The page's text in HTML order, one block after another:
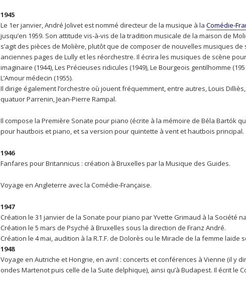
1945
Le 1er janvier, André Jolivet est nommé directeur de la musique à la Comédie-
jusqu’en 1959. Son attitude vis-à-vis de la tradition musicale de la maison de
s’agit des pièces de Molière, plutôt que de composer de nouvelles musiques
anciennes pages de Lully et les réorchestre. Il écrira les musiques de scène
imaginaire (1944), Les Précieuses ridicules (1949), Le Bourgeois gentilhomme
L’Amour médecin (1955).
Il dirige également l’orchestre où jouent fréquemment, entre autres, Louis
quatuor Parrenin, Jean-Pierre Rampal.
Il compose la Première Sonate pour piano (écrite à la mémoire de Béla Bartók
pour hautbois et piano, et sa version pour quintette à vent et hautbois principal.
1946
Fanfares pour Britannicus : création à Bruxelles par la Musique des Guides.
Voyage en Angleterre avec la Comédie-Française.
1947
Création le 31 janvier de la Sonate pour piano par Yvette Grimaud à la Société
Création le 5 mars de Psyché à Bruxelles sous la direction de Franz André.
Création le 4 mai, audition à la R.T.F. de Dolorès ou le Miracle de la femme laide
1948
Voyage en Autriche et Hongrie, en avril : concerts et conférences à Vienne (il y
ondes Martenot puis celle de la Suite delphique), ainsi qu’à Budapest. Il écrit le